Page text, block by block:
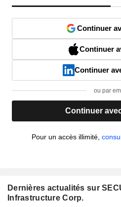
Continuer
Continuer
Continuer
ou par
Continuer
Pour un accès illimité,
Dernières actualités sur
Infrastructure Corp.